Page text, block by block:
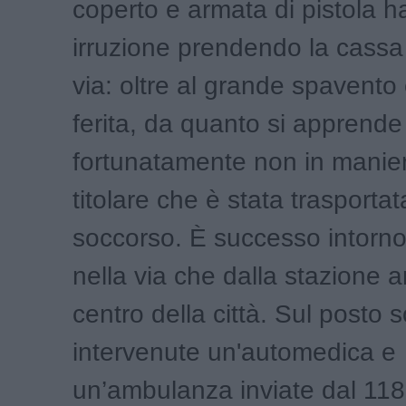
coperto e armata di pistola
irruzione prendendo la
via: oltre al grande spavento
ferita, da quanto si apprende
fortunatamente non in
titolare che è stata
soccorso. È successo
nella via che dalla stazione
centro della città. Sul posto
intervenute un'automedica e
un’ambulanza inviate dal